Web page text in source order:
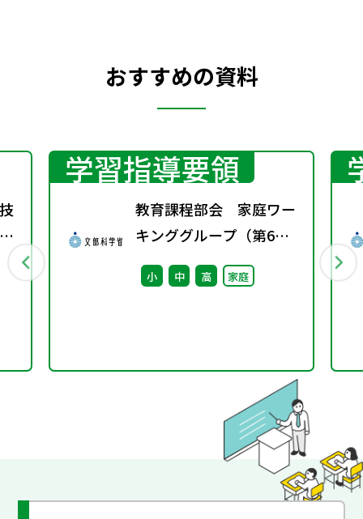
ョン）がより活発になります。そうすれば，
既存の枠組みで解決できないような問題
おすすめの資料
学習指導要領
教育課程部会 家庭ワー
キンググループ（第6
回） 配付資料
小 中 高 家庭